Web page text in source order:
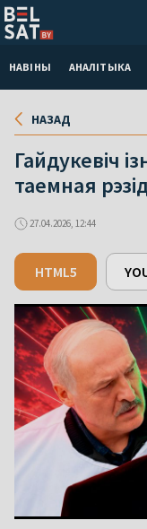
НАВІНЫ АНАЛІТЫКА
НАЗАД
Гайдукевіч
таемная
27.04.2026, 12:44
HTML5